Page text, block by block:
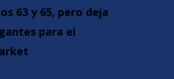
63 y 65, pero deja
para el